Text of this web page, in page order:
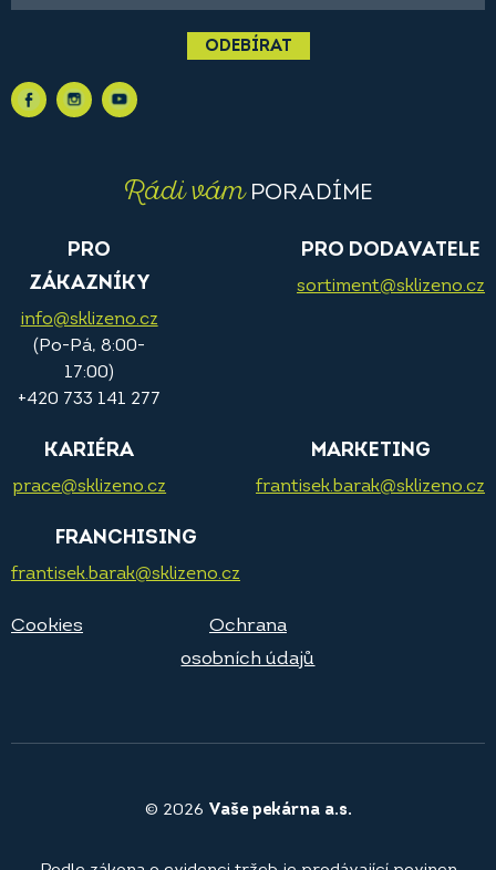
ODEBÍRAT
Rádi vámPORADÍME
PRO
ZÁKAZNÍKY
info@sklizeno.cz
(Po-Pá, 8:00-
17:00)
+420 733 141 277
PRO DODAVATELE
sortiment@sklizeno.cz
KARIÉRA
prace@sklizeno.cz
MARKETING
frantisek.barak@sklizeno.cz
FRANCHISING
frantisek.barak@sklizeno.cz
Cookies
Ochrana
osobních údajů
© 2026 Vaše pekárna a.s.